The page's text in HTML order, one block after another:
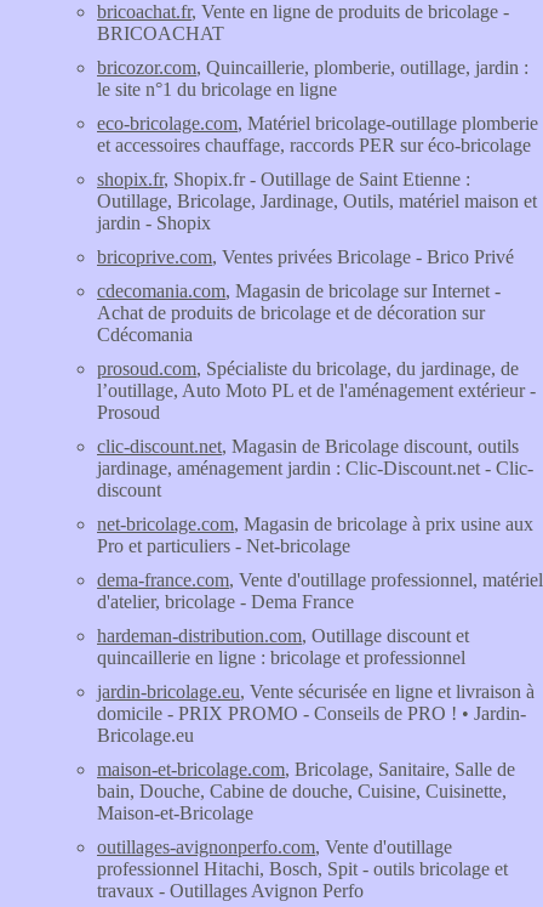
bricoachat.fr, Vente en ligne de produits de bricolage -
BRICOACHAT
bricozor.com, Quincaillerie, plomberie, outillage, jardin :
le site n°1 du bricolage en ligne
eco-bricolage.com, Matériel bricolage-outillage plomberie
et accessoires chauffage, raccords PER sur éco-bricolage
shopix.fr, Shopix.fr - Outillage de Saint Etienne :
Outillage, Bricolage, Jardinage, Outils, matériel maison et
jardin - Shopix
bricoprive.com, Ventes privées Bricolage - Brico Privé
cdecomania.com, Magasin de bricolage sur Internet -
Achat de produits de bricolage et de décoration sur
Cdécomania
prosoud.com, Spécialiste du bricolage, du jardinage, de
l’outillage, Auto Moto PL et de l'aménagement extérieur -
Prosoud
clic-discount.net, Magasin de Bricolage discount, outils
jardinage, aménagement jardin : Clic-Discount.net - Clic-
discount
net-bricolage.com, Magasin de bricolage à prix usine aux
Pro et particuliers - Net-bricolage
dema-france.com, Vente d'outillage professionnel, matériel
d'atelier, bricolage - Dema France
hardeman-distribution.com, Outillage discount et
quincaillerie en ligne : bricolage et professionnel
jardin-bricolage.eu, Vente sécurisée en ligne et livraison à
domicile - PRIX PROMO - Conseils de PRO ! • Jardin-
Bricolage.eu
maison-et-bricolage.com, Bricolage, Sanitaire, Salle de
bain, Douche, Cabine de douche, Cuisine, Cuisinette,
Maison-et-Bricolage
outillages-avignonperfo.com, Vente d'outillage
professionnel Hitachi, Bosch, Spit - outils bricolage et
travaux - Outillages Avignon Perfo